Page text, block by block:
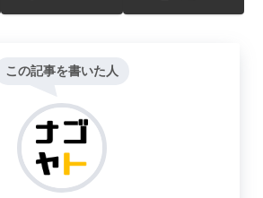
この記事を書いた人